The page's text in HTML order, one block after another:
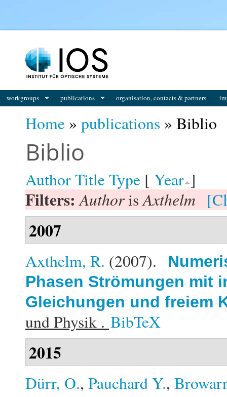
workgroups publications organisation, contacts & partners
Home » publications » Biblio
Biblio
AuthorTitleType [ Year ]
Filters:AuthorisAxthelm
2007
Axthelm, R. (2007).
Phasen Strömungen mit
Gleichungen und freiem
und Physik . BibTeX
2015
Dürr, O., Pauchard Y.,